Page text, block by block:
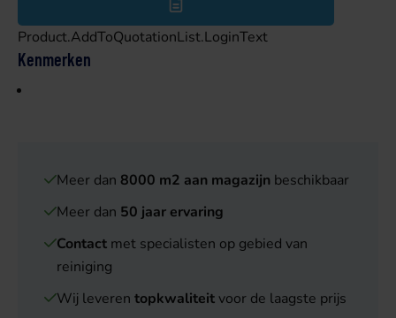
Product.AddToQuotationList.LoginText
Kenmerken
Meer dan 8000 m2 aan magazijn beschikbaar
Meer dan 50 jaar ervaring
Contact met specialisten op gebied van
reiniging
Wij leveren topkwaliteit voor de laagste prijs